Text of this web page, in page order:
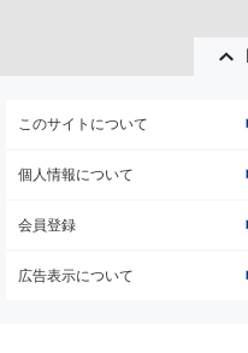
このサイトについて
個人情報について
会員登録
広告表示について